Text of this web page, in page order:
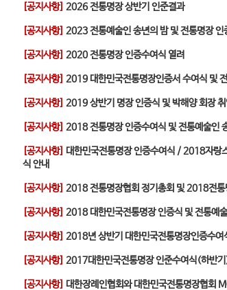
[공지사항] 2026 전통명장 상반기 인준결과
[공지사항] 2023 전통예술인 송년의 밤 및 전통명장 인
[공지사항] 2020 전통명장 인증수여식 열려
[공지사항] 2019 대한민국전통명장인증서 수여식 및
[공지사항] 2019 상반기 명장 인증식 및 박해양 회장
[공지사항] 2018 전통명장 인증수여식 및 전통예술인
[공지사항] 대한민국전통명장 인증수여식 / 2018자랑
식 안내
[공지사항] 2018 전통명장협회 정기총회 및 2018전통
[공지사항] 2018 대한민국전통명장 인증식 및 전통예
[공지사항] 2018년 상반기 대한민국전통명장인증수여
[공지사항] 2017대한민국전통명장 인준수여식(하반
[공지사항] 대한장례인협회와 대한민국전통명장협회